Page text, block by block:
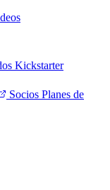
Kickstarter
Socios Planes de